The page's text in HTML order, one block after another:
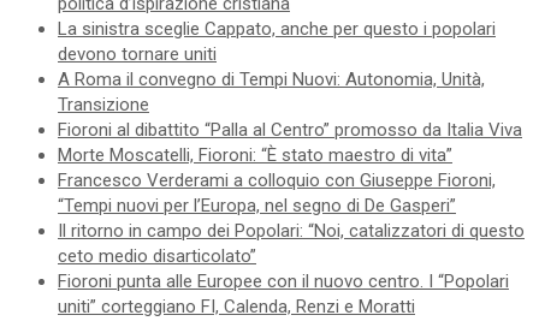
La sinistra sceglie Cappato, anche per questo i popolari
devono tornare uniti
A Roma il convegno di Tempi Nuovi: Autonomia, Unità,
Transizione
Fioroni al dibattito “Palla al Centro” promosso da Italia Viva
Morte Moscatelli, Fioroni: “È stato maestro di vita”
Francesco Verderami a colloquio con Giuseppe Fioroni,
“Tempi nuovi per l’Europa, nel segno di De Gasperi”
Il ritorno in campo dei Popolari: “Noi, catalizzatori di questo
ceto medio disarticolato”
Fioroni punta alle Europee con il nuovo centro. I “Popolari
uniti” corteggiano FI, Calenda, Renzi e Moratti